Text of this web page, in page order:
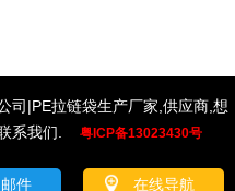
司|PE拉链袋生产厂家,供应商,想
系我们. 粤ICP备13023430号
件 在线导航